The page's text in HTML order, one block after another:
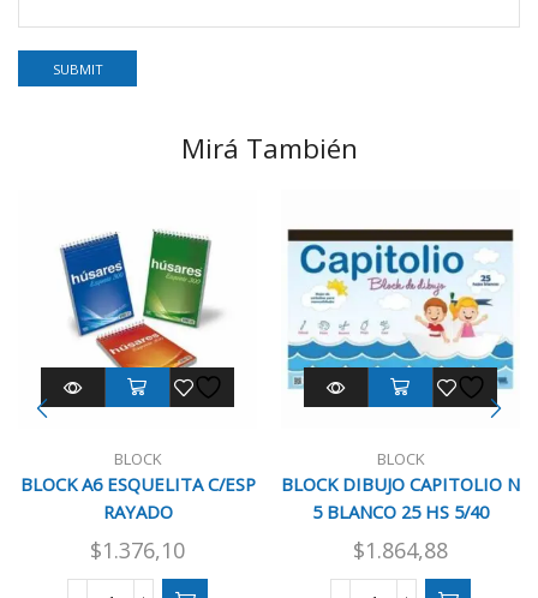
Mirá También
BLOCK
BLOCK A6 ESQUELITA C/ESP
RAYADO
$1.376,10
BLOCK
BLOCK DIBUJO CAPITOLIO N
5 BLANCO 25 HS 5/40
$1.864,88